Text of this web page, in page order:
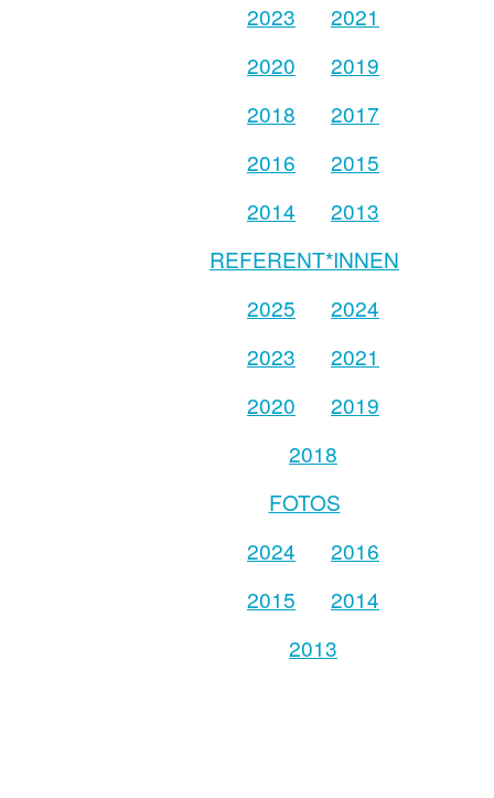
2023
2021
2020
2019
2018
2017
2016
2015
2014
2013
REFERENT*INNEN
2025
2024
2023
2021
2020
2019
2018
FOTOS
2024
2016
2015
2014
2013